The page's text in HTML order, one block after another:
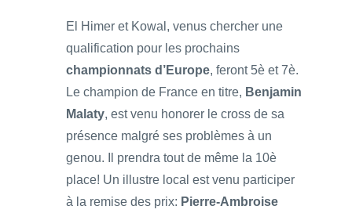
El Himer et Kowal, venus chercher une
qualification pour les prochains
championnats d’Europe, feront 5è et 7è.
Le champion de France en titre, Benjamin
Malaty, est venu honorer le cross de sa
présence malgré ses problèmes à un
genou. Il prendra tout de même la 10è
place! Un illustre local est venu participer
à la remise des prix: Pierre-Ambroise